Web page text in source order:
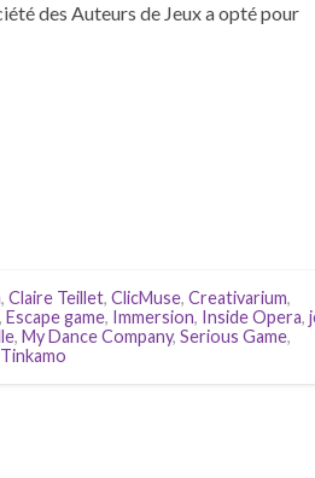
des Auteurs de Jeux a opté pour
, Claire Teillet, ClicMuse, Creativarium,
, Escape game, Immersion, Inside Opera,
, My Dance Company, Serious Game,
Tinkamo